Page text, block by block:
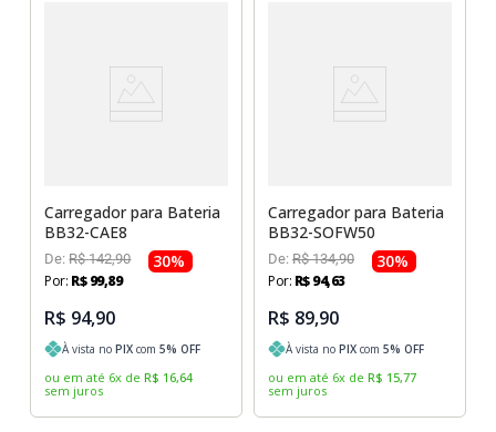
Carregador para Bateria
BB32-CAE8
De:R$ 142,90 30%
Por: R$ 99,89
R$ 94,90
À vista noPIX com5% OFF
ou em até 6x de R$ 16,64
sem juros
Carregador para Bateria
BB32-SOFW50
De: R$ 134,90 30%
Por: R$94,63
R$ 89,90
À vista no PIX com 5% OFF
ou em até 6x de R$ 15,77
sem juros